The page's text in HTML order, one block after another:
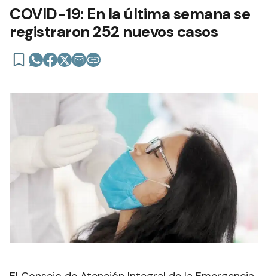
COVID-19: En la última semana se
registraron 252 nuevos casos